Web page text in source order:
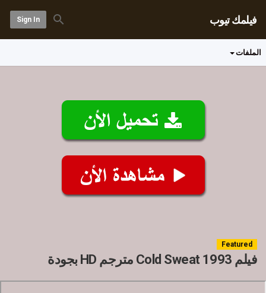
فيلمك تيوب Sign In
الملفات
Featured
فيلم Cold Sweat 1993 مترجم HD بجودة